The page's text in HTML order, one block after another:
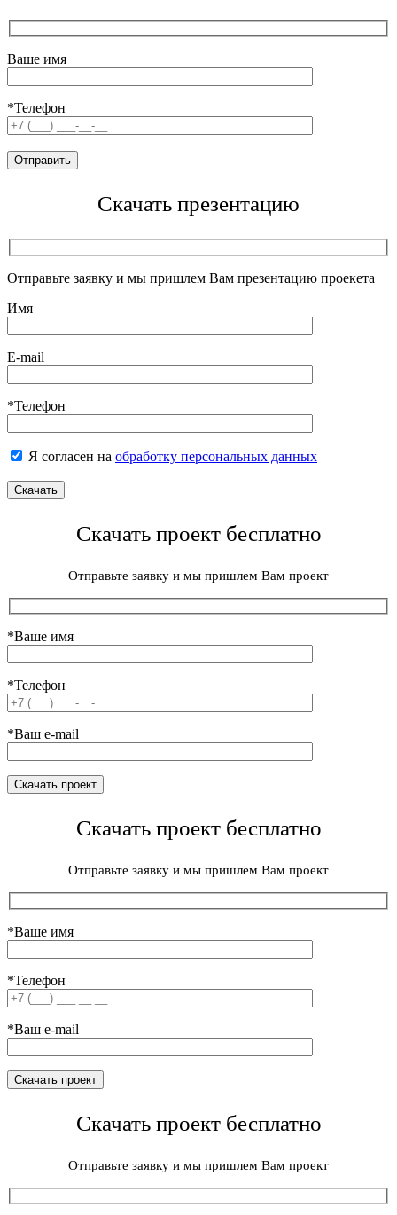
Ваше имя
*Телефон
Скачать презентацию
Отправьте заявку и мы пришлем Вам презентацию проекета
Имя
E-mail
*Телефон
Я согласен на обработку персональных данных
Скачать проект бесплатно
Отправьте заявку и мы пришлем Вам проект
*Ваше имя
*Телефон
*Ваш e-mail
Скачать проект бесплатно
Отправьте заявку и мы пришлем Вам проект
*Ваше имя
*Телефон
*Ваш e-mail
Скачать проект бесплатно
Отправьте заявку и мы пришлем Вам проект